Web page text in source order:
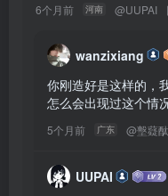
6个月前 河南 @UUPAI
wanzixiang
你刚造好是这样的，
怎么会出现过这个情
5个月前 广东 @墼薿
UUPAI